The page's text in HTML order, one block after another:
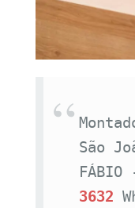
São
FÁBIO
3632